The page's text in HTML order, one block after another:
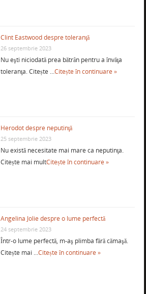
Clint Eastwood despre toleranţă
26 septembrie 2023
Nu eşti niciodată prea bătrân pentru a învăţa
toleranţa. Citește …Citește în continuare »
Herodot despre neputinţă
25 septembrie 2023
Nu există necesitate mai mare ca neputinţa.
Citește mai multCitește în continuare »
Angelina Jolie despre o lume perfectă
24 septembrie 2023
Într-o lume perfectă, m-aş plimba fără cămaşă.
Citește mai …Citește în continuare »